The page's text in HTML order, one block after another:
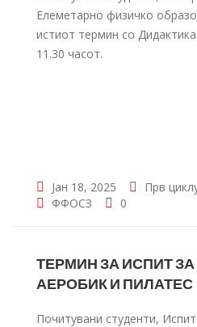
Елеметарно физичко
истиот термин со
11.30 часот.
Јан 18, 2025 Прв
ФФОСЗ
0
ТЕРМИН ЗА ИСПИТ
АЕРОБИК И ПИЛАТЕС
Почитувани студенти,